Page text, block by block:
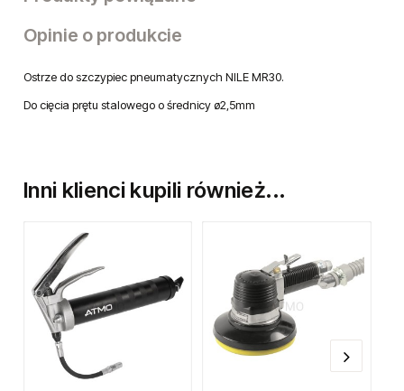
Opinie o produkcie
Ostrze do szczypiec pneumatycznych NILE MR30.
Do cięcia prętu stalowego o średnicy ø2,5mm
Inni klienci kupili również...